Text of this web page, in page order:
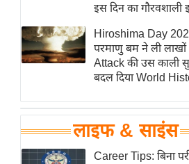
Breaking
News
लाइफस्टाइल
टेक्नॉलॉजी
घरेलू नुस्खे
पर्यटन स्थल
फिटनेस मंत्रा
इस दिन का गौरवशाली
Hiroshima Day
परमाणु बम ने ली
Attack की उस काली
बदल दिया World
लाइफ & साइंस
Career Tips: बिना